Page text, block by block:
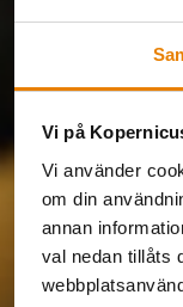
Vi på
Vi använder
om din
annan
val nedan tillåts